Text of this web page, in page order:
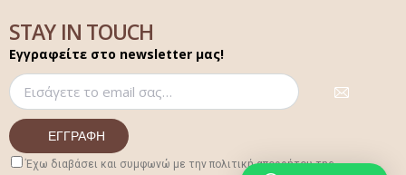
STAY IN TOUCH
Εγγραφείτε στο newsletter μας!
Έχω διαβάσει και συμφωνώ με την πολιτική απορρήτου της